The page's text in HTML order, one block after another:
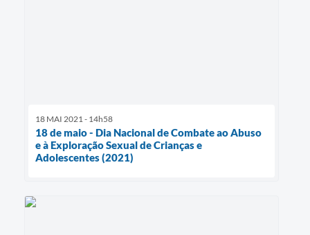
18 MAI 2021 - 14h58
18 de maio - Dia Nacional de Combate ao Abuso
e à Exploração Sexual de Crianças e
Adolescentes (2021)